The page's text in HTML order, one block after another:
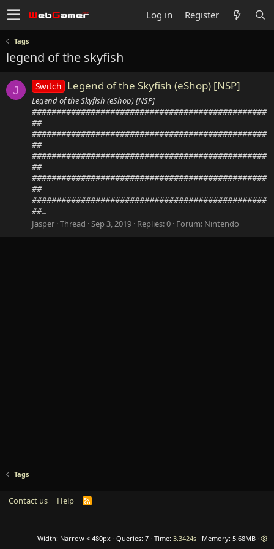
Log in Register
Tags
legend of the skyfish
J Switch Legend of the Skyfish (eShop) [NSP]
Legend of the Skyfish (eShop) [NSP]
################################################
##
################################################
##
################################################
##
################################################
##
################################################
##...
Jasper Thread Sep 3, 2019 Replies: 0 Forum: Nintendo
Tags
Contact us Help
R
Width Queries 7 Time 3.3424s Memory 5.68MB